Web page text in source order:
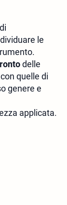
le
delle
quelle di
genere e
applicata.